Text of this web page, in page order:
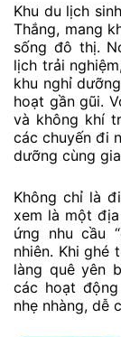
Khu du lịch
Thắng, mang
sống đô thị.
lịch trải
khu nghỉ
hoạt gần gũi.
và không khí
các chuyến đi
dưỡng cùng
Không chỉ là
xem là một
ứng nhu cầu
nhiên. Khi ghé
làng quê yên
các hoạt
nhẹ nhàng, dễ